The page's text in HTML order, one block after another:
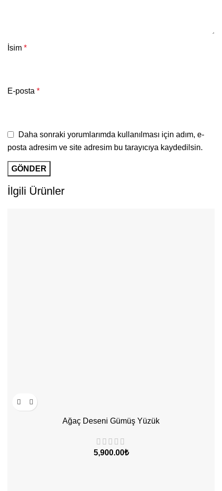
İsim *
E-posta *
Daha sonraki yorumlarımda kullanılması için adım, e-
posta adresim ve site adresim bu tarayıcıya kaydedilsin.
İlgili Ürünler
Ağaç Deseni Gümüş Yüzük
₺